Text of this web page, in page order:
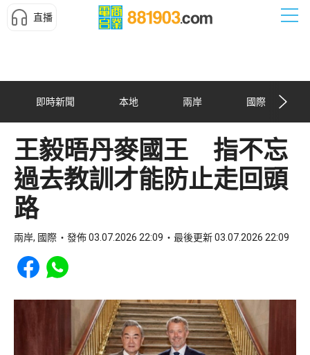
直播
即時新聞 本地 兩岸 國際
王毅晤丹麥國王 指不忘
過去教訓才能防止走回頭
路
兩岸, 國際 發佈 03.07.2026 22:09 最後更新 03.07.2026 22:09
Share to Facebook
Share to WhatsApp